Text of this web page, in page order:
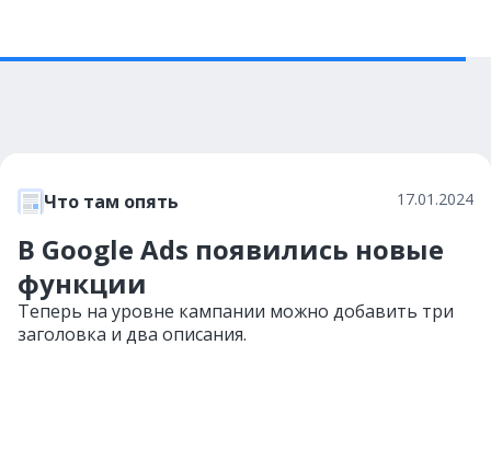
Что там опять 17.01.2024
В Google Ads появились новые
функции
Теперь на уровне кампании можно добавить три
заголовка и два описания.